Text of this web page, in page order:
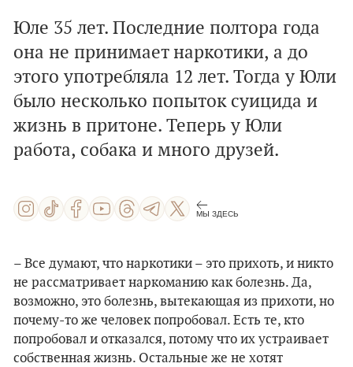
Юле 35 лет. Последние полтора года
она не принимает наркотики, а до
этого употребляла 12 лет. Тогда у Юли
было несколько попыток суицида и
жизнь в притоне. Теперь у Юли
работа, собака и много друзей.
МЫ ЗДЕСЬ
– Все думают, что наркотики – это прихоть, и никто
не рассматривает наркоманию как болезнь. Да,
возможно, это болезнь, вытекающая из прихоти, но
почему-то же человек попробовал. Есть те, кто
попробовал и отказался, потому что их устраивает
собственная жизнь. Остальные же не хотят